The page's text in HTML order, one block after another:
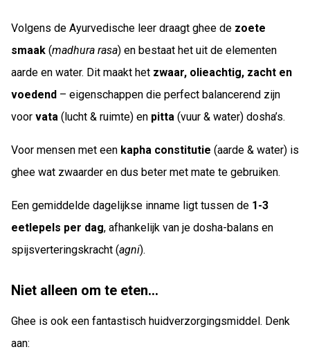
Volgens de Ayurvedische leer draagt ghee de zoete
smaak (madhura rasa) en bestaat het uit de elementen
aarde en water. Dit maakt het zwaar, olieachtig, zacht en
voedend – eigenschappen die perfect balancerend zijn
voor vata (lucht & ruimte) en pitta (vuur & water) dosha’s.
Voor mensen met een kapha constitutie (aarde & water) is
ghee wat zwaarder en dus beter met mate te gebruiken.
Een gemiddelde dagelijkse inname ligt tussen de 1-3
eetlepels per dag, afhankelijk van je dosha-balans en
spijsverteringskracht (agni).
Niet alleen om te eten…
Ghee is ook een fantastisch huidverzorgingsmiddel. Denk
aan: